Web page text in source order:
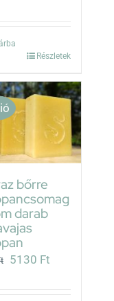
5200 Ft.
4940 Ft.
Részletek
bőrre
darab
Original
5130 Ft